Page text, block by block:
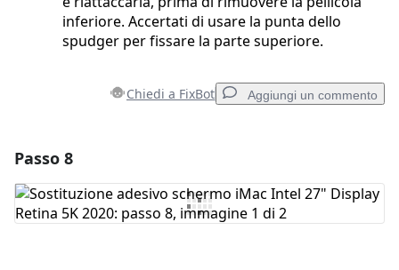
inferiore. Accertati di usare la punta dello
spudger per fissare la parte superiore.
Chiedi a FixBot Aggiungi un commento
Aggiungi Commento
Passo 8